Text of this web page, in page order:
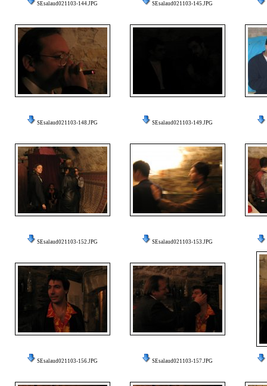
SEsalaud021103-144.JPG SEsalaud021103-145.JPG
SEsalaud021103-148.JPG SEsalaud021103-149.JPG
SEsalaud021103-152.JPG SEsalaud021103-153.JPG
SEsalaud021103-156.JPG SEsalaud021103-157.JPG